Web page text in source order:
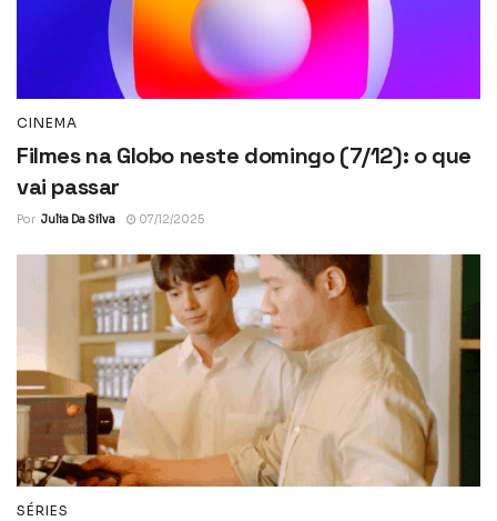
CINEMA
Filmes na Globo neste domingo (7/12): o que
vai passar
Por Julia Da Silva 07/12/2025
SÉRIES